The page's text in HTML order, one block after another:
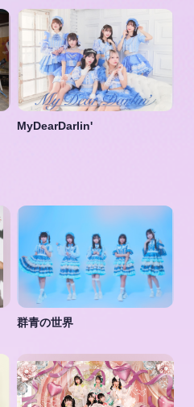
MyDearDarlin'
群青の世界